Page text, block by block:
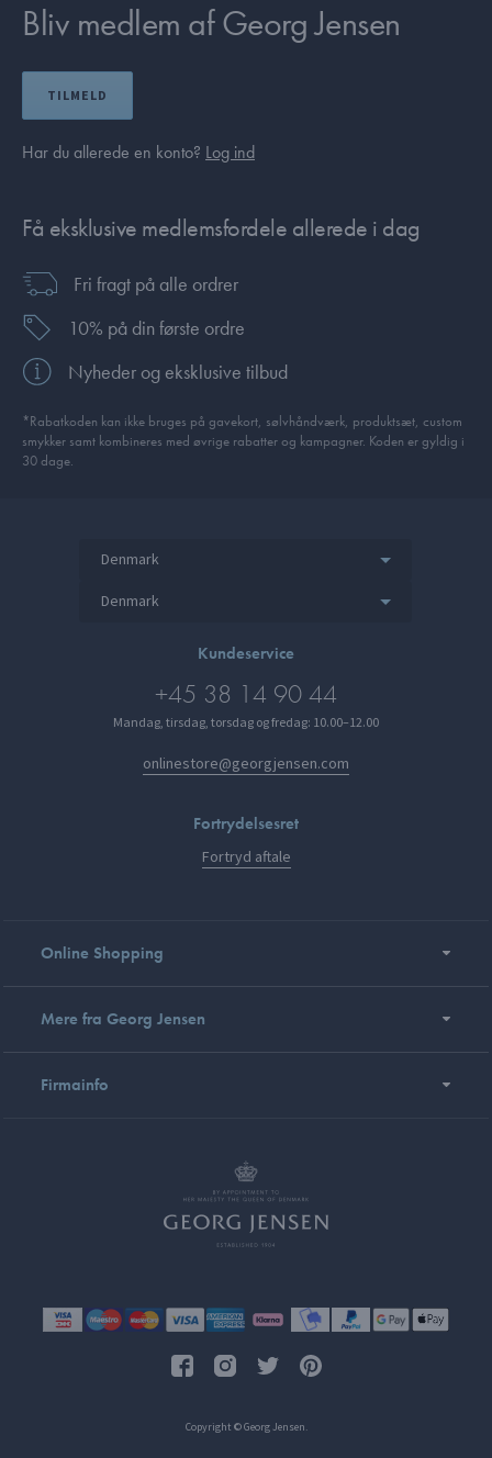
Bliv medlem af Georg Jensen
TILMELD
Har du allerede en konto? Log ind
Få eksklusive medlemsfordele allerede i dag
Fri fragt på alle ordrer
10% på din første ordre
Nyheder og eksklusive tilbud
*Rabatkoden kan ikke bruges på gavekort, sølvhåndværk, produktsæt, custom
smykker samt kombineres med øvrige rabatter og kampagner. Koden er gyldig i
30 dage.
Denmark
Denmark
Kundeservice
+45 38 14 90 44
Mandag, tirsdag, torsdag og fredag: 10.00–12.00
onlinestore@georgjensen.com
Fortrydelsesret
Fortryd aftale
Online Shopping
Mere fra Georg Jensen
Firmainfo
Copyright © Georg Jensen.